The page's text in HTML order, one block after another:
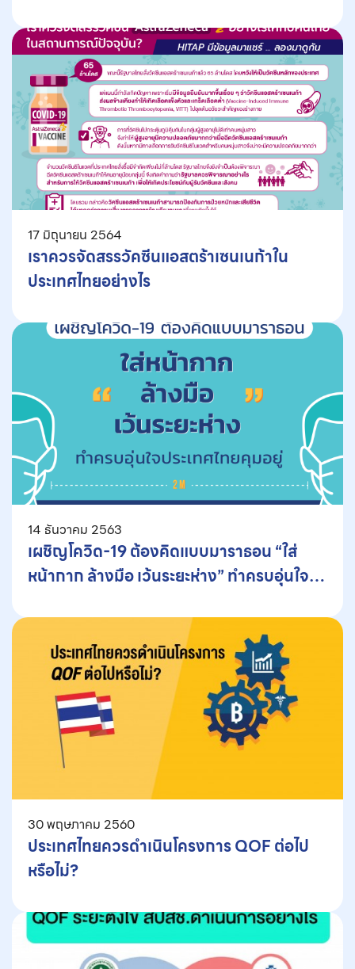
17 มิถุนายน 2564
เราควรจัดสรรวัคซีนแอสตร้าเซนเนก้าใน
ประเทศไทยอย่างไร
14 ธันวาคม 2563
เผชิญโควิด-19 ต้องคิดแบบมาราธอน “ใส่
หน้ากาก ล้างมือ เว้นระยะห่าง” ทำครบอุ่นใจ
30 พฤษภาคม 2560
ประเทศไทยควรดำเนินโครงการ QOF ต่อไป
หรือไม่?